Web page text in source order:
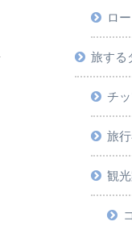
ロ
旅する
チ
旅
観